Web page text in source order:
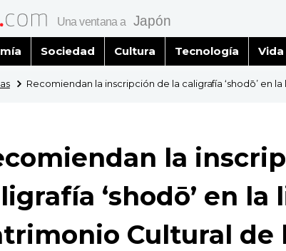
Sociedad Cultura Tecnología Vida
Recomiendan la inscripción de la caligrafía ‘shodō’ en
la
‘shodō’ en la
Cultural de